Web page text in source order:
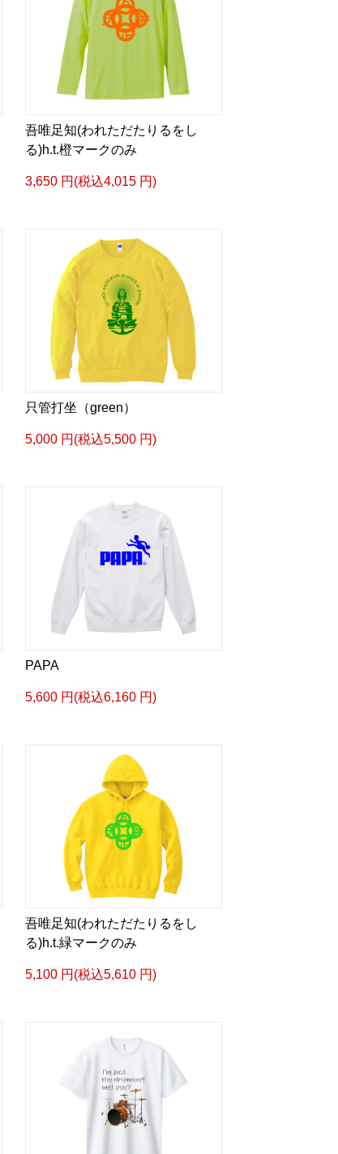
吾唯足知(われただたりるをし
る)h.t.橙マークのみ
3,650 円(税込4,015 円)
只管打坐（green）
5,000 円(税込5,500 円)
PAPA
5,600 円(税込6,160 円)
吾唯足知(われただたりるをし
る)h.t.緑マークのみ
5,100 円(税込5,610 円)